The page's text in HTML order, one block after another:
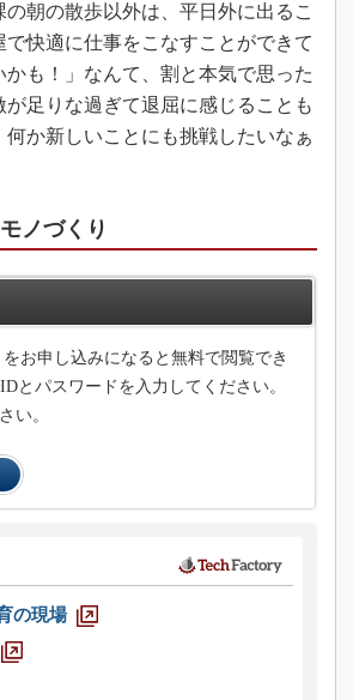
メイドインジャパン
植物工場
知財マネジメント
海外生産
制御セキュリティ
新型コロナへの対応
朝の散歩以外は、平日外に出るこ
快適に仕事をこなすことができて
も！」なんて、割と本気で思った
足りな過ぎて退屈に感じることも
か新しいことにも挑戦したいなぁ
ノづくり
お申し込みになると無料で閲覧でき
とパスワードを入力してください。
い。
の現場